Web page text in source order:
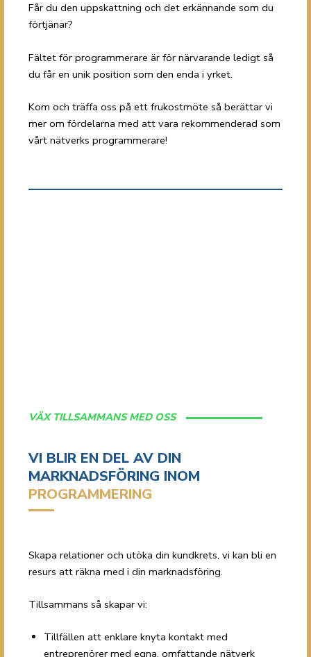
Får du den uppskattning och det erkännande som du
förtjänar?
Fältet för programmerare är för närvarande ledigt så
du får en unik position som den enda i yrket.
Kom och träffa oss på ett frukostmöte så berättar vi
mer om fördelarna med att vara rekommenderad som
vårt nätverks programmerare!
VÄX TILLSAMMANS MED OSS
VI BLIR EN DEL AV DIN
MARKNADSFÖRING INOM
PROGRAMMERING
Skapa relationer och utöka din kundkrets, vi kan bli en
resurs att räkna med i din marknadsföring.
Tillsammans så skapar vi:
Tillfällen att enklare knyta kontakt med
entreprenörer med egna, omfattande nätverk